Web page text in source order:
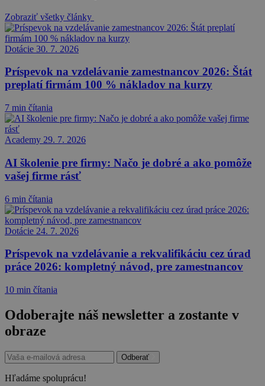
Zobraziť všetky články
Dotácie 30. 7. 2026
Príspevok na vzdelávanie zamestnancov 2026: Štát
preplatí firmám 100 % nákladov na kurzy
7 min čítania
Academy 29. 7. 2026
AI školenie pre firmy: Načo je dobré a ako pomôže
vašej firme rásť
6 min čítania
Dotácie 24. 7. 2026
Príspevok na vzdelávanie a rekvalifikáciu cez úrad
práce 2026: kompletný návod, pre zamestnancov
10 min čítania
Odoberajte náš newsletter a zostante v
obraze
Odberať
Hľadáme spoluprácu!